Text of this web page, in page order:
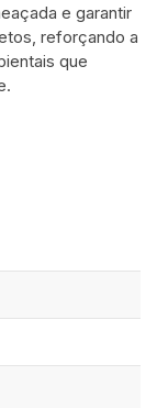
e garantir
reforçando a
que